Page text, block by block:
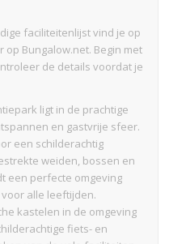
faciliteitenlijst vind je op
Bungalow.net. Begin met
de details voordat je
ligt in de prachtige
en gastvrije sfeer.
een schilderachtig
weiden, bossen en
een perfecte omgeving
alle leeftijden.
kastelen in de omgeving
fiets- en